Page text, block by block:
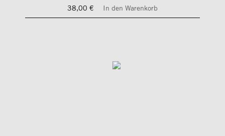
38,00 €
In den Warenkorb